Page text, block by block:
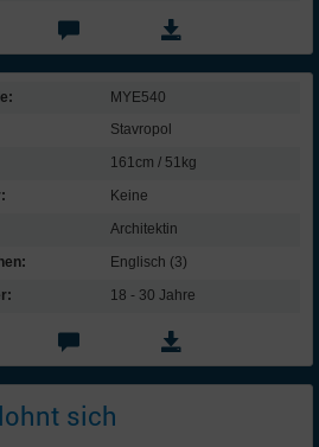
MYE540
Stavropol
161cm / 51kg
Keine
Architektin
Englisch (3)
18 - 30 Jahre
sich